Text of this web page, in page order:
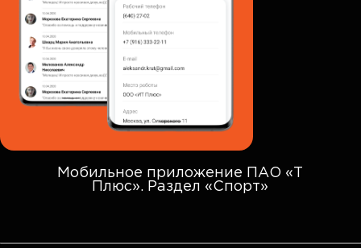
Мобильное приложение ПАО «Т
Плюс». Раздел «Спорт»